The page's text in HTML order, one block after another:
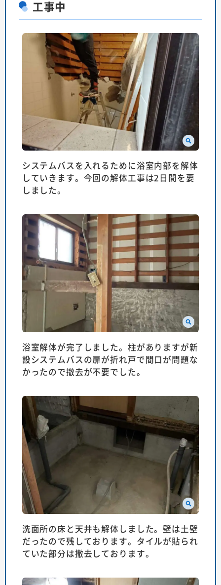
工事中
システムバスを入れるために浴室内部を解体
していきます。今回の解体工事は2日間を要
しました。
浴室解体が完了しました。柱がありますが新
設システムバスの扉が折れ戸で間口が問題な
かったので撤去が不要でした。
洗面所の床と天井も解体しました。壁は土壁
だったので残しております。タイルが貼られ
ていた部分は撤去しております。